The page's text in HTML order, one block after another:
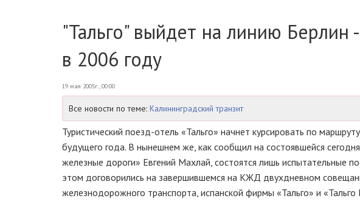
"Тальго" выйдет на линию Берлин
в 2006 году
19 мая 2005г., 00:00
Все новости по теме: Калининградский транзит
Туристический поезд-отель «Тальго» начнет курсировать по
будущего года. В нынешнем же, как сообщил на состоявшейся
железные дороги» Евгений Махлай, состоятся лишь испытательные
этом договорились на завершившемся на КЖД двухдневном
железнодорожного транспорта, испанской фирмы «Тальго» и